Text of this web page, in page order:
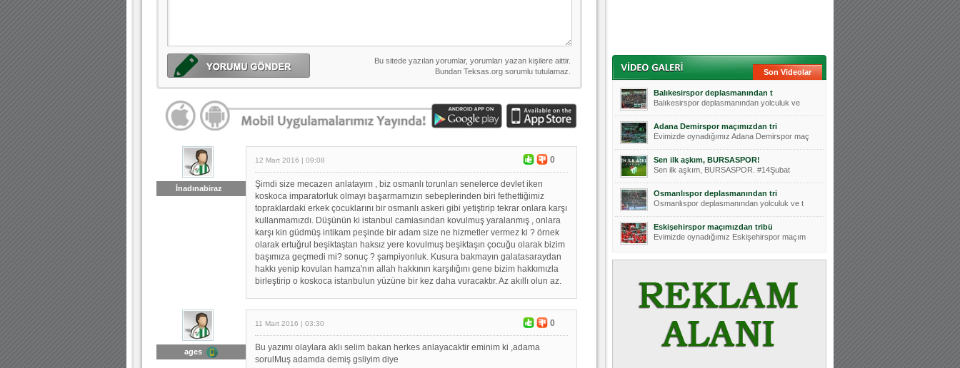
İnadınabiraz
12 Mart 2016 | 09:08 0
Şimdi size mecazen anlatayım , biz osmanlı torunları senelerce devlet iken
koskoca imparatorluk olmayı başarmamızın sebeplerinden biri fethettiğimiz
topraklardaki erkek çocuklarını bir osmanlı askeri gibi yetiştirip tekrar onlara karşı
kullanmamızdı. Düşünün ki istanbul camiasından kovulmuş yaralanmış , onlara
karşı kin güdmüş intikam peşinde bir adam size ne hizmetler vermez ki ? örnek
olarak ertuğrul beşiktaştan haksız yere kovulmuş beşiktaşın çocuğu olarak bizim
başımıza geçmedi mi? sonuç ? şampiyonluk. Kusura bakmayın galatasaraydan
hakkı yenip kovulan hamza'nın allah hakkının karşılığını gene bizim hakkımızla
birleştirip o koskoca istanbulun yüzüne bir kez daha vuracaktır. Az akıllı olun az.
ages
11 Mart 2016 | 03:30 0
Bu yazımı olaylara aklı selim bakan herkes anlayacaktir eminim ki ,adama
sorulMuş adamda demiş gsliyim diye
Son Videolar
Balıkesirspor deplasmanından t
Balıkesirspor deplasmanından yolculuk ve
Adana Demirspor maçımızdan tri
Evimizde oynadığımız Adana Demirspor maç
Sen ilk aşkım, BURSASPOR!
Sen ilk aşkım, BURSASPOR. #14Şubat
Osmanlıspor deplasmanından tri
Osmanlıspor deplasmanından yolculuk ve t
Eskişehirspor maçımızdan tribü
Evimizde oynadığımız Eskişehirspor maçım